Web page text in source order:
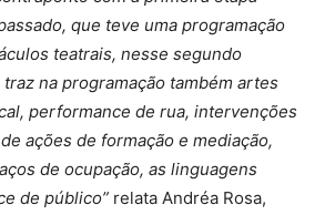
que teve uma programação
teatrais, nesse segundo
na programação também artes
performance de rua, intervenções
ações de formação e mediação,
de ocupação, as linguagens
de público” relata Andréa Rosa,